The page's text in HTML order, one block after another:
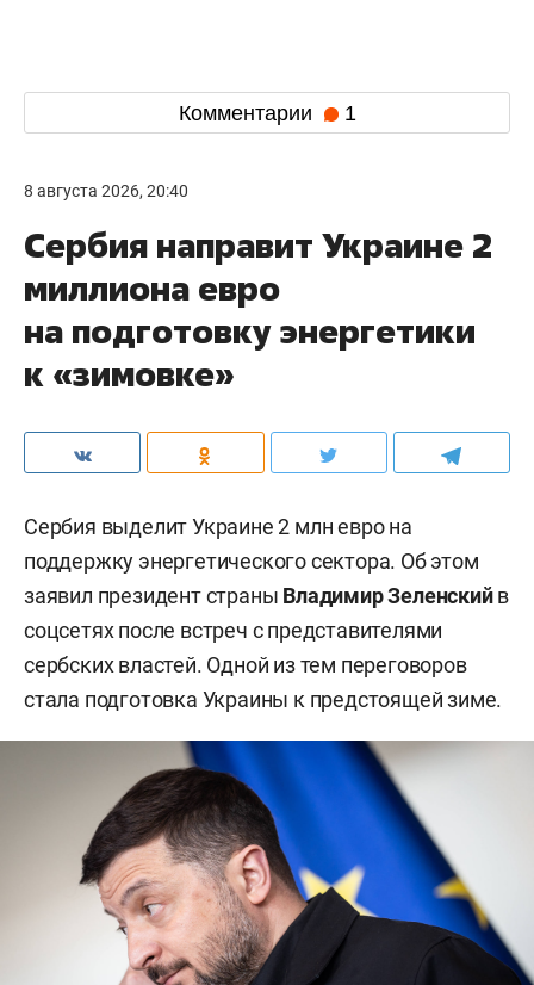
Комментарии 1
8 августа 2026, 20:40
Сербия направит Украине 2
миллиона евро
на подготовку энергетики
к «зимовке»
Сербия выделит Украине 2 млн евро на
поддержку энергетического сектора. Об этом
заявил президент страны Владимир Зеленскийв
соцсетях после встреч с представителями
сербских властей. Одной из тем переговоров
стала подготовка Украины к предстоящей зиме.